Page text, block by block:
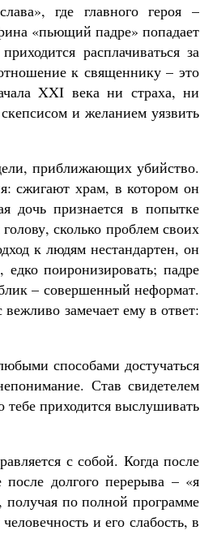
где главного героя –
«пьющий падре» попадает
расплачиваться за
к священнику – это
XXI века ни страха, ни
и желанием уязвить
приближающих убийство.
сжигают храм, в котором он
дочь признается в попытке
сколько проблем своих
к людям нестандартен, он
поиронизировать; падре
– совершенный неформат.
замечает ему в ответ:
способами достучаться
Став свидетелем
тебе приходится выслушивать
с собой. Когда после
долгого перерыва – «я
по полной программе
и его слабость, в